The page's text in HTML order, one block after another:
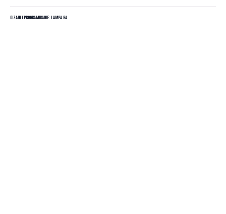
Dizajn i programiranje:Lampa.ba